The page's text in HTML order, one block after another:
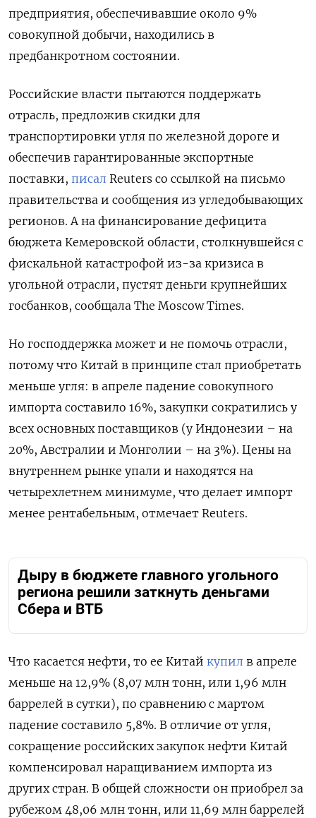
предприятия, обеспечивавшие около 9%
совокупной добычи, находились в
предбанкротном состоянии.
Российские власти пытаются поддержать
отрасль, предложив скидки для
транспортировки угля по железной дороге и
обеспечив гарантированные экспортные
поставки, писал Reuters со ссылкой на письмо
правительства и сообщения из угледобывающих
регионов. А на финансирование дефицита
бюджета Кемеровской области, столкнувшейся с
фискальной катастрофой из-за кризиса в
угольной отрасли, пустят деньги крупнейших
госбанков, сообщала The Moscow Times.
Но господдержка может и не помочь отрасли,
потому что Китай в принципе стал приобретать
меньше угля: в апреле падение совокупного
импорта составило 16%, закупки сократились у
всех основных поставщиков (у Индонезии – на
20%, Австралии и Монголии – на 3%). Цены на
внутреннем рынке упали и находятся на
четырехлетнем минимуме, что делает импорт
менее рентабельным, отмечает Reuters.
Дыру в бюджете главного угольного
региона решили заткнуть деньгами
Сбера и ВТБ
Что касается нефти, то ее Китай купил в апреле
меньше на 12,9% (8,07 млн тонн, или 1,96 млн
баррелей в сутки), по сравнению с мартом
падение составило 5,8%. В отличие от угля,
сокращение российских закупок нефти Китай
компенсировал наращиванием импорта из
других стран. В общей сложности он приобрел за
рубежом 48,06 млн тонн, или 11,69 млн баррелей